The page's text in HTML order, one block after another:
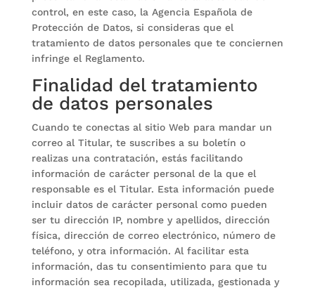
control, en este caso, la Agencia Española de
Protección de Datos, si consideras que el
tratamiento de datos personales que te conciernen
infringe el Reglamento.
Finalidad del tratamiento
de datos personales
Cuando te conectas al sitio Web para mandar un
correo al Titular, te suscribes a su boletín o
realizas una contratación, estás facilitando
información de carácter personal de la que el
responsable es el Titular. Esta información puede
incluir datos de carácter personal como pueden
ser tu dirección IP, nombre y apellidos, dirección
física, dirección de correo electrónico, número de
teléfono, y otra información. Al facilitar esta
información, das tu consentimiento para que tu
información sea recopilada, utilizada, gestionada y